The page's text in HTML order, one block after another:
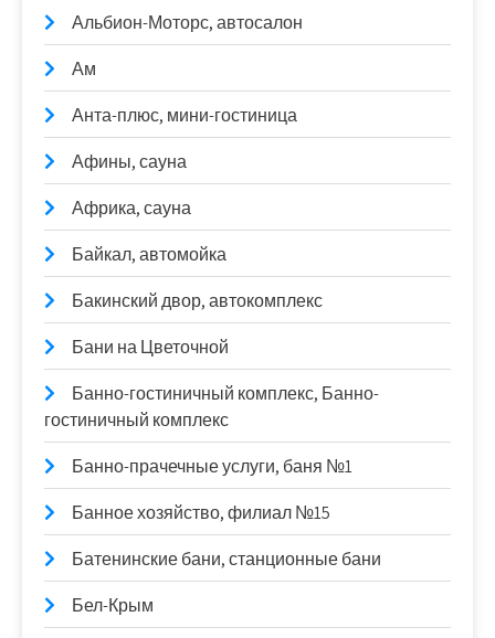
Альбион-Моторс, автосалон
Ам
Анта-плюс, мини-гостиница
Афины, сауна
Африка, сауна
Байкал, автомойка
Бакинский двор, автокомплекс
Бани на Цветочной
Банно-гостиничный комплекс, Банно-
гостиничный комплекс
Банно-прачечные услуги, баня №1
Банное хозяйство, филиал №15
Батенинские бани, станционные бани
Бел-Крым